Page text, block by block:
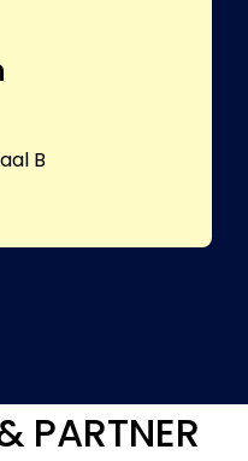
B
PARTNER